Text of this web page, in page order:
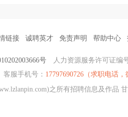
链接 诚聘英才 免责声明 帮助中心
号 人力资源服务许可证编
客服手机号： 17797690726（求职电话，
之所有招聘信息及作品